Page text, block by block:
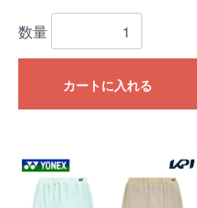
数量
カートに入れる